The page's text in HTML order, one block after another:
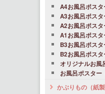
A4お風呂ポスタ
A3お風呂ポスタ
A2お風呂ポスタ
A1お風呂ポスタ
B3お風呂ポスタ
B2お風呂ポスタ
オリジナルお風
お風呂ポスター
かぶりもの（紙製